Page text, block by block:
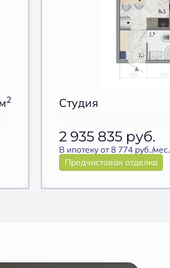
2 Студия
2 935 835 руб.
В ипотеку от 8 774 руб./мес.
Предчистовая отделка